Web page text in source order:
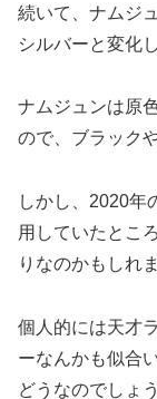
続いて、ナムジ
シルバーと変化
ナムジュンは原
ので、ブラック
しかし、2020年
用していたとこ
りなのかもしれ
個人的には天才
ーなんかも似合
どうなのでしょう